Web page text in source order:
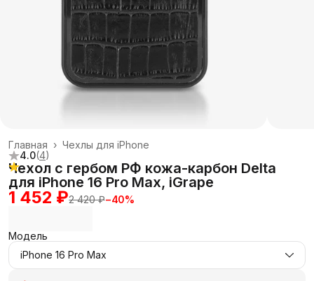
Чехлы для iPhone
Главная ›
4.0(4)
Чехол с гербом РФ кожа-карбон Delta
для iPhone 16 Pro Max, iGrape
1 452 ₽2 420 ₽−40%
Модель
iPhone 16 Pro Max